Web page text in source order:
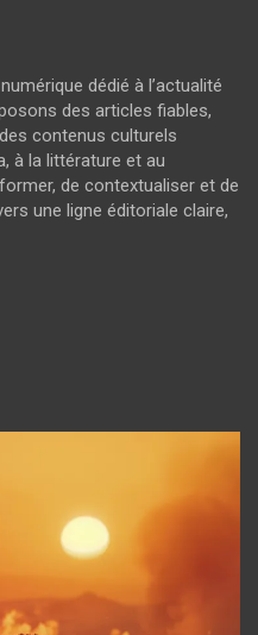
dédié à l’actualité
des articles fiables,
contenus culturels
à la littérature et au
de contextualiser et de
une ligne éditoriale claire,